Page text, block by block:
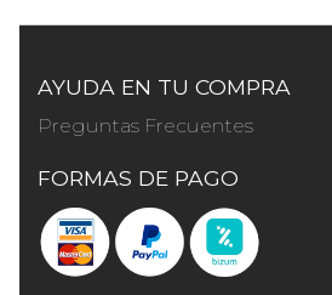
AYUDA EN TU COMPRA
Preguntas Frecuentes
FORMAS DE PAGO